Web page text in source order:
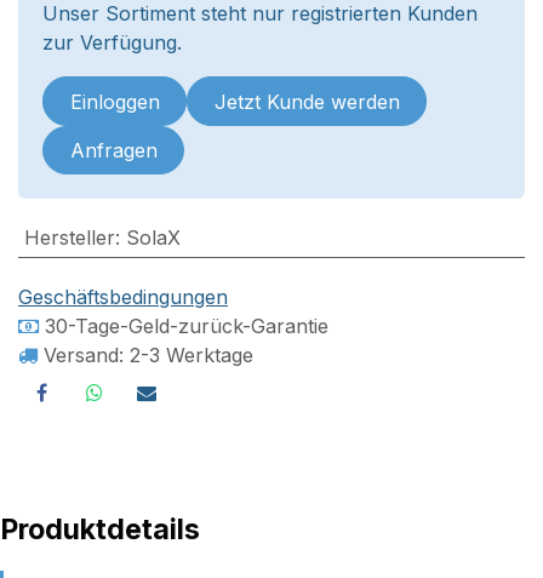
Unser Sortiment steht nur registrierten Kunden
zur Verfügung.
Einloggen Jetzt Kunde werden
Anfragen
Hersteller: SolaX
Geschäftsbedingungen
30-Tage-Geld-zurück-Garantie
Versand: 2-3 Werktage
Produktdetails